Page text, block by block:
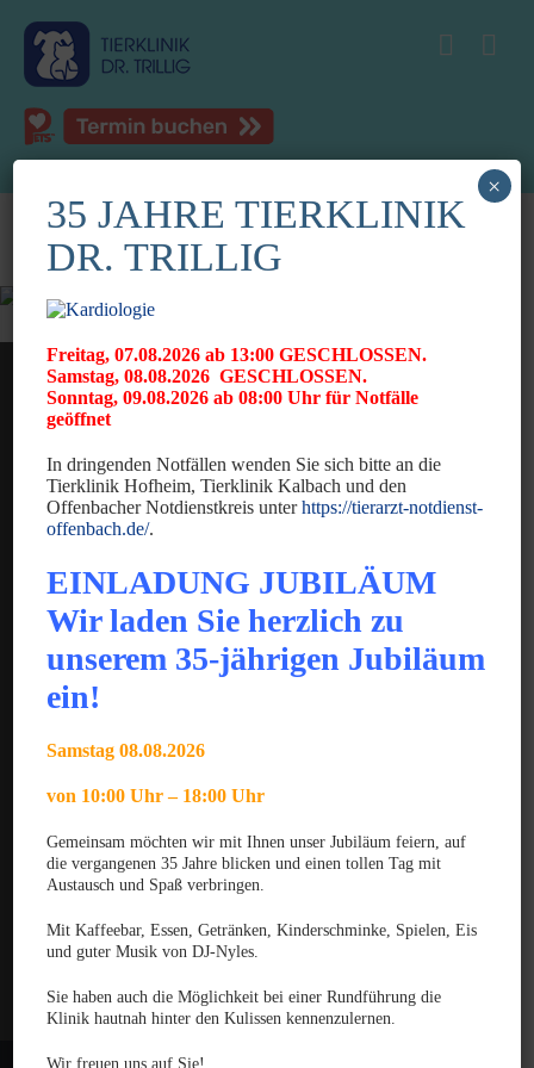
News
Gratulation zum GPCert Emergency Medicine &
Surgery
JUNI 2025
Gratulation zum Fachtierarzt für Chirurgie der
Gratulation zum VTCert Emergency and Critical
Kontakt
Datenschutzerklärung
Haftungsausschluss
35 JAHRE TIERKLINIK
DR. TRILLIG
Freitag, 07.08.2026 ab 13:00 GESCHLOSSEN.
Samstag, 08.08.2026 GESCHLOSSEN.
Sonntag, 09.08.2026 ab 08:00 Uhr für Notfälle
geöffnet
In dringenden Notfällen wenden Sie sich bitte an die
Tierklinik Hofheim, Tierklinik Kalbach und den
Offenbacher Notdienstkreis unterhttps://tierarzt-notdienst-
offenbach.de/.
EINLADUNG JUBILÄUM
Wir laden Sie herzlich zu
unserem 35-jährigen Jubiläum
ein!
Samstag 08.08.2026
von 10:00 Uhr – 18:00 Uhr
Gemeinsam möchten wir mit Ihnen unser Jubiläum feiern, auf
die vergangenen 35 Jahre blicken und einen tollen Tag mit
Austausch und Spaß verbringen.
Mit Kaffeebar, Essen, Getränken, Kinderschminke, Spielen, Eis
und guter Musik von DJ-Nyles.
Sie haben auch die Möglichkeit bei einer Rundführung die
Klinik hautnah hinter den Kulissen kennenzulernen.
Wir freuen uns auf Sie!
×